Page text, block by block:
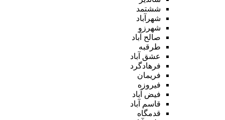
ششتمد
شهرآباد
شهرزو
صالح آباد
طرقبه
عشق آباد
فرهادگرد
فریمان
فیروزه
فیض آباد
قاسم آباد
قدمگاه